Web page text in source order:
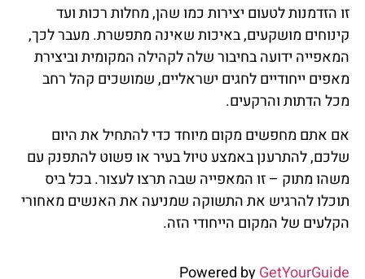
זו הזדמנות לטעום יצירות כמו שהן, מחלות רכות ועד
קינוחים מושקעים, באיכות שאינה מתפשרת. מעבר לכך,
המאפייה ידועה בחיבור שלה לקהילה המקומית וביצירת
מאפים ייחודיים לחגים ישראליים, שמושכים קהל רחב
מכל הדתות והרקעים.
אם אתם מחפשים מקום מיוחד כדי להתחיל את היום
שלכם, להתרענן באמצע טיול בעיר או פשוט להתפנק עם
משהו מתוק – זו המאפייה שבה תרצו לעצור. בכל ביס
תוכלו להרגיש את התשוקה שמניעה את האנשים מאחורי
הקלעים של המקום הייחודי הזה.
Powered byGetYourGuide